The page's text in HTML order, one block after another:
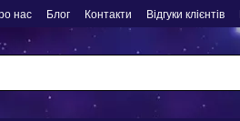
нас Блог Контакти Відгуки клієнтів